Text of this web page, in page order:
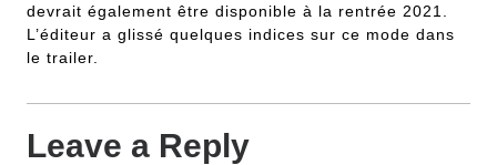
devrait également être disponible à la rentrée 2021.
L’éditeur a glissé quelques indices sur ce mode dans
le trailer.
Leave a Reply